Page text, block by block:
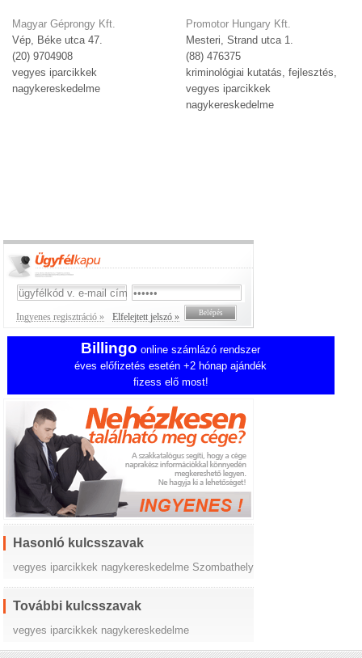
Magyar Géprongy Kft.
Vép, Béke utca 47.
(20) 9704908
vegyes iparcikkek
nagykereskedelme
Promotor Hungary Kft.
Mesteri, Strand utca 1.
(88) 476375
kriminológiai kutatás, fejlesztés,
vegyes iparcikkek
nagykereskedelme
Ingyenes regisztráció » Elfelejtett jelszó »
Billingo online számlázó rendszer
éves előfizetés esetén +2 hónap ajándék
fizess elő most!
Hasonló kulcsszavak
vegyes iparcikkek nagykereskedelme Szombathely
További kulcsszavak
vegyes iparcikkek nagykereskedelme